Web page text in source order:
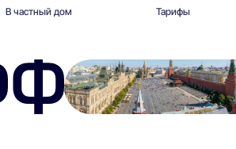
В частный дом Тарифы